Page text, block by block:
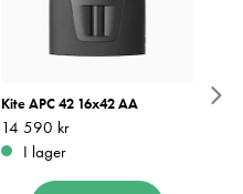
Kite APC 42 16x42 AA
Pris :14 590 kr
14 590 kr
I lager